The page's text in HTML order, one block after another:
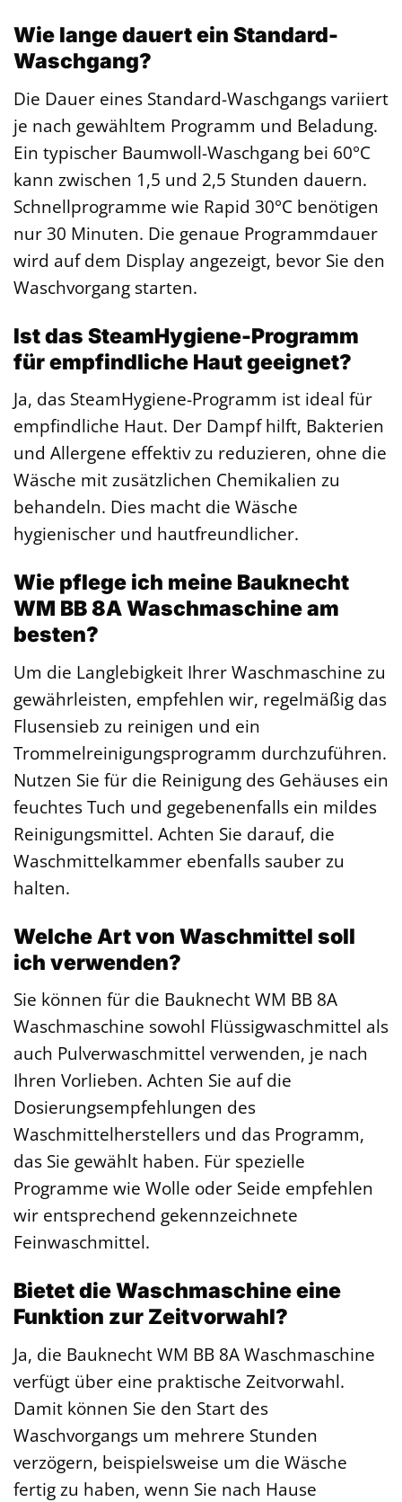
Wie lange dauert ein Standard-
Waschgang?
Die Dauer eines Standard-Waschgangs variiert
je nach gewähltem Programm und Beladung.
Ein typischer Baumwoll-Waschgang bei 60°C
kann zwischen 1,5 und 2,5 Stunden dauern.
Schnellprogramme wie Rapid 30°C benötigen
nur 30 Minuten. Die genaue Programmdauer
wird auf dem Display angezeigt, bevor Sie den
Waschvorgang starten.
Ist das SteamHygiene-Programm
für empfindliche Haut geeignet?
Ja, das SteamHygiene-Programm ist ideal für
empfindliche Haut. Der Dampf hilft, Bakterien
und Allergene effektiv zu reduzieren, ohne die
Wäsche mit zusätzlichen Chemikalien zu
behandeln. Dies macht die Wäsche
hygienischer und hautfreundlicher.
Wie pflege ich meine Bauknecht
WM BB 8A Waschmaschine am
besten?
Um die Langlebigkeit Ihrer Waschmaschine zu
gewährleisten, empfehlen wir, regelmäßig das
Flusensieb zu reinigen und ein
Trommelreinigungsprogramm durchzuführen.
Nutzen Sie für die Reinigung des Gehäuses ein
feuchtes Tuch und gegebenenfalls ein mildes
Reinigungsmittel. Achten Sie darauf, die
Waschmittelkammer ebenfalls sauber zu
halten.
Welche Art von Waschmittel soll
ich verwenden?
Sie können für die Bauknecht WM BB 8A
Waschmaschine sowohl Flüssigwaschmittel als
auch Pulverwaschmittel verwenden, je nach
Ihren Vorlieben. Achten Sie auf die
Dosierungsempfehlungen des
Waschmittelherstellers und das Programm,
das Sie gewählt haben. Für spezielle
Programme wie Wolle oder Seide empfehlen
wir entsprechend gekennzeichnete
Feinwaschmittel.
Bietet die Waschmaschine eine
Funktion zur Zeitvorwahl?
Ja, die Bauknecht WM BB 8A Waschmaschine
verfügt über eine praktische Zeitvorwahl.
Damit können Sie den Start des
Waschvorgangs um mehrere Stunden
verzögern, beispielsweise um die Wäsche
fertig zu haben, wenn Sie nach Hause